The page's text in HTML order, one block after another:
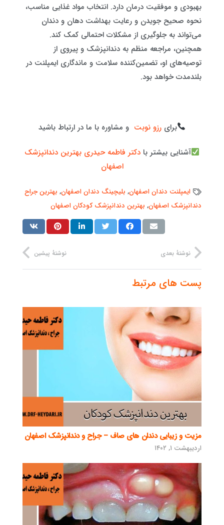
بهبودی و موفقیت درمان دارد. انتخاب مواد غذایی مناسب،
نحوه صحیح جویدن و رعایت بهداشت دهان و دندان
می‌تواند به جلوگیری از مشکلات احتمالی کمک کند.
همچنین، مراجعه منظم به دندانپزشک و پیروی از
توصیه‌های او، تضمین‌کننده سلامت و ماندگاری ایمپلنت در
بلندمدت خواهد بود.
برای رزو نوبت و مشاوره با ما در ارتباط باشید
آشنایی بیشتر بادکتر فاطمه حیدری بهترین دندانپزشک
اصفهان
ایمپلنت دندان اصفهان, بلیچینگ دندان اصفهان, بهترین جراح
دندانپزشک اصفهان, بهترین دندانپزشک کودکان اصفهان
نوشتهٔ پیشین نوشتهٔ بعدی
پست های مرتبط
مزیت و زیبایی دندان های صاف – جراح و دندانپزشک اصفهان
اردیبهشت ۱, ۱۴۰۲